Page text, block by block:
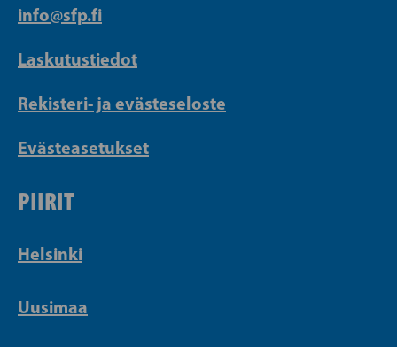
info@sfp.fi
Laskutustiedot
Rekisteri- ja evästeseloste
Evästeasetukset
PIIRIT
Helsinki
Uusimaa